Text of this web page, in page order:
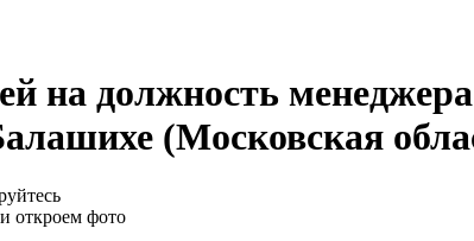
на должность
(Московская
откроем фото